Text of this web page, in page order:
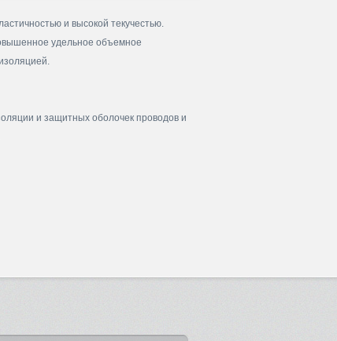
и высокой текучестью.
удельное объемное
и защитных оболочек проводов и